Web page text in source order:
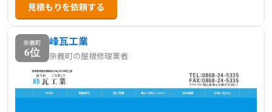
見積もりを依頼する
奈義町
6位
峰瓦工業
奈義町の屋根修理業者